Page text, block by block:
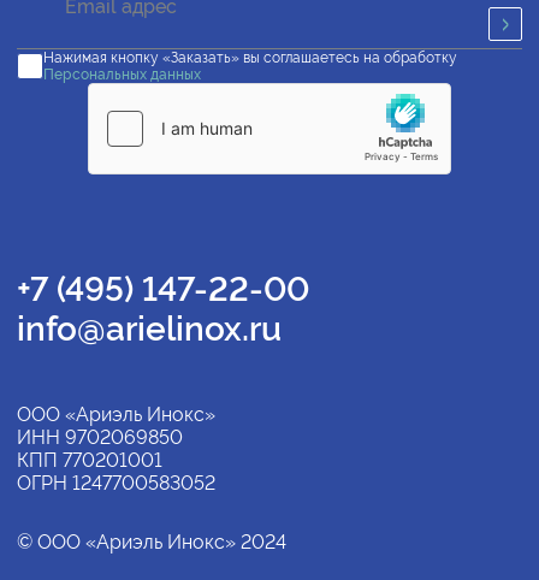
Нажимая кнопку «Заказать» вы соглашаетесь на обработку
Персональных данных
+7 (495) 147-22-00
info@arielinox.ru
ООО «Ариэль Инокс»
ИНН 9702069850
КПП 770201001
ОГРН 1247700583052
© ООО «Ариэль Инокс» 2024